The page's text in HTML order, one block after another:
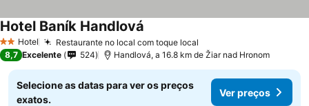
2 Estrelas
Hotel Restaurante no local com toque local
Hotel Baník Handlová
8,7 Excelente 524 Handlová, a 16.8 km de Žiar nad Hronom
Selecione as datas para ver os preços
exatos.
Ver preços